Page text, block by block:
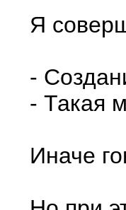
Я
-
- Такая
Иначе